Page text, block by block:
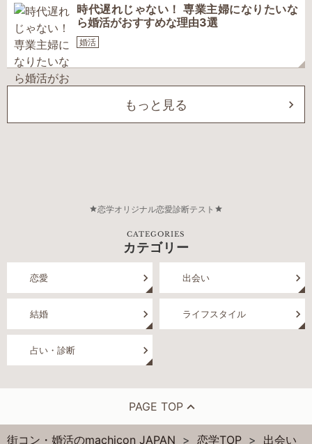
時代遅れじゃない！ 専業主婦になりたいな
ら婚活がおすすめな理由3選
婚活
もっと見る
恋学オリジナル恋愛診断テスト
CATEGORIES
カテゴリー
恋愛 出会い
結婚 ライフスタイル
占い・診断
PAGE TOP
街コン・婚活のmachicon JAPAN 恋学TOP 出会い